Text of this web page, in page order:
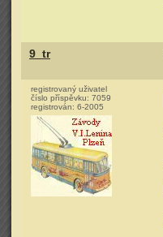
9_tr
registrovaný uživatel
číslo příspěvku: 7059
registrován: 6-2005